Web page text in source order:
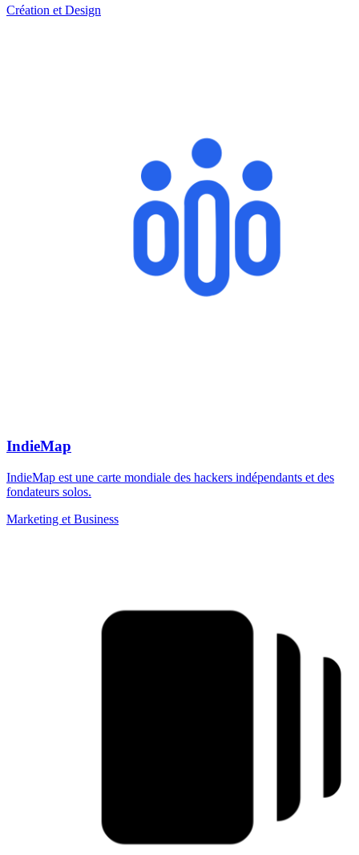
Création et Design
IndieMap
IndieMap est une carte mondiale des hackers indépendants et des
fondateurs solos.
Marketing et Business